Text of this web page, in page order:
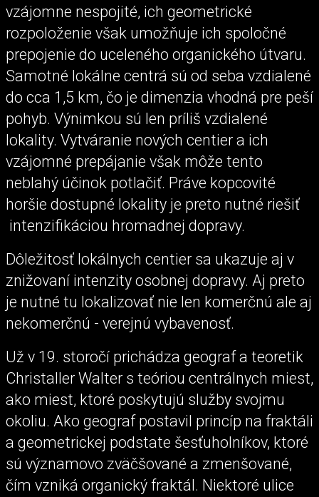
vzájomne nespojité, ich geometrické
rozpoloženie však umožňuje ich spoločné
prepojenie do uceleného organického útvaru.
Samotné lokálne centrá sú od seba vzdialené
do cca 1,5 km, čo je dimenzia vhodná pre peší
pohyb. Výnimkou sú len príliš vzdialené
lokality. Vytváranie nových centier a ich
vzájomné prepájanie však môže tento
neblahý účinok potlačiť. Práve kopcovité
horšie dostupné lokality je preto nutné riešiť
intenzifikáciou hromadnej dopravy.
Dôležitosť lokálnych centier sa ukazuje aj v
znižovaní intenzity osobnej dopravy. Aj preto
je nutné tu lokalizovať nie len komerčnú ale aj
nekomerčnú - verejnú vybavenosť.
Už v 19. storočí prichádza geograf a teoretik
Christaller Walter s teóriou centrálnych miest,
ako miest, ktoré poskytujú služby svojmu
okoliu. Ako geograf postavil princíp na fraktáli
a geometrickej podstate šesťuholníkov, ktoré
sú významovo zväčšované a zmenšované,
čím vzniká organický fraktál. Niektoré ulice